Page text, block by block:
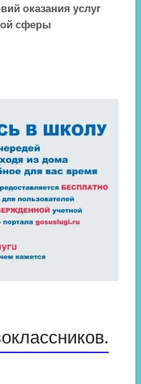
оказания услуг
сферы